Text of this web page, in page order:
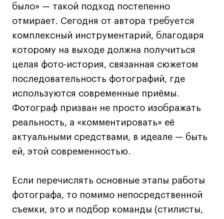
Летние стажировки
Проекты студентов
Работы студентов
«Живые» проекты
Участие в выставках
Britanka New Creatives
Fashion Summer
Проект с Microsoft
Подобрать программу
было» — такой подход постепенно
отмирает. Сегодня от автора требуется
комплексный инструментарий, благодаря
которому на выходе должна получиться
целая фото-история, связанная сюжетом
последовательность фотографий, где
используются современные приёмы.
Фотограф призван не просто изображать
реальность, а «комментировать» её
актуальными средствами, в идеале — быть
ей, этой современностью.
Если перечислять основные этапы работы
фотографа, то помимо непосредственной
съемки, это и подбор команды (стилисты,